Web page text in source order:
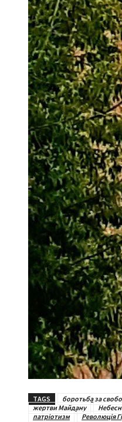
TAGS боротьба за
жертви Майдану
патріотизм
Революція